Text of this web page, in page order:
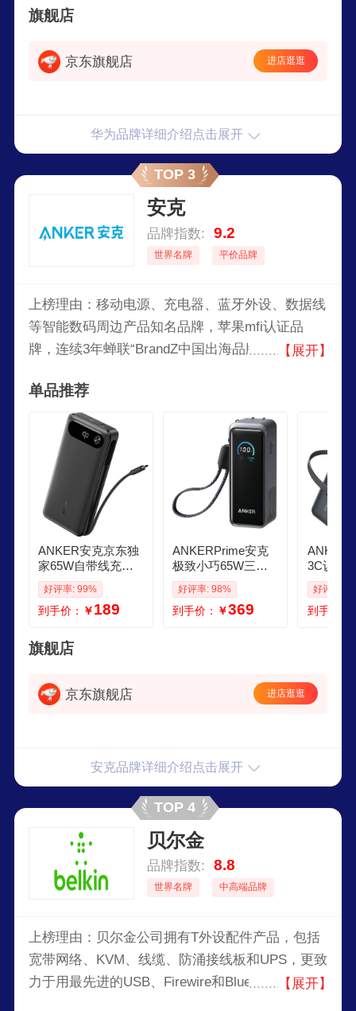
旗舰店
京东旗舰店 进店逛逛
华为品牌详细介绍点击展开
TOP 3
安克
品牌指数: 9.2
世界名牌 平价品牌
上榜理由：移动电源、充电器、蓝牙外设、数据线
等智能数码周边产品知名品牌，苹果mfi认证品
牌，连续3年蝉联“BrandZ中国出海品牌”Top10畅销
量冠军。
【展开】
单品推荐
ANKER安克京东独
家65W自带线充电
宝多口超快充20000
mAh大容量电脑笔
记本移动电源新3C
好评率: 99%
到手价： ￥189
ANKERPrime安克
极致小巧65W三合
一充电宝自带插头
超级快充线笔记本
便携移动电源3C认
好评率: 98%
到手价： ￥369
ANKER
3C认证
5W自带
级快充
容量苹
好评率:
到手价：
旗舰店
京东旗舰店 进店逛逛
安克品牌详细介绍点击展开
TOP 4
贝尔金
品牌指数: 8.8
世界名牌 中高端品牌
上榜理由：贝尔金公司拥有T外设配件产品，包括
宽带网络、KVM、线缆、防涌接线板和UPS，更致
力于用最先进的USB、Firewire和Bluetooth技术为
【展开】